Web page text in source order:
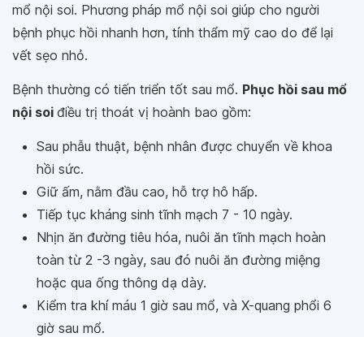
mổ nội soi. Phương pháp mổ nội soi giúp cho người
bệnh phục hồi nhanh hơn, tính thẩm mỹ cao do để lại
vết sẹo nhỏ.
Bệnh thường có tiến triển tốt sau mổ. Phục hồi sau mổ
nội soi điều trị thoát vị hoành bao gồm:
Sau phẫu thuật, bệnh nhân được chuyển về khoa
hồi sức.
Giữ ấm, nằm đầu cao, hỗ trợ hô hấp.
Tiếp tục kháng sinh tĩnh mạch 7 - 10 ngày.
Nhịn ăn đường tiêu hóa, nuôi ăn tĩnh mạch hoàn
toàn từ 2 -3 ngày, sau đó nuôi ăn đường miệng
hoặc qua ống thông dạ dày.
Kiểm tra khí máu 1 giờ sau mổ, và X-quang phổi 6
giờ sau mổ.